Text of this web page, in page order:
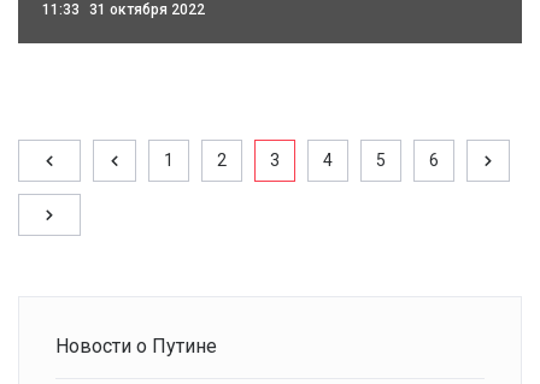
11:33 31 октября 2022
1 2 3 4 5 6
Новости о Путине